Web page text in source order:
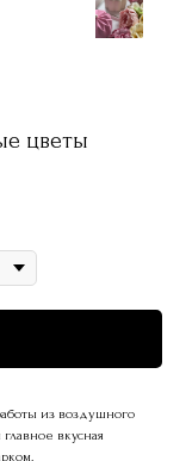
цветы
из воздушного
вкусная